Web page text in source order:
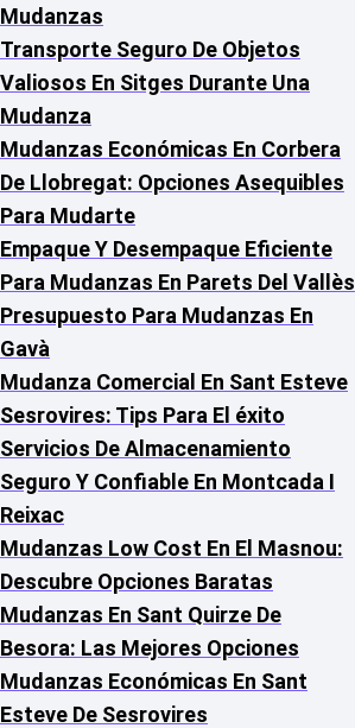
Mudanzas
Transporte Seguro De Objetos
Valiosos En Sitges Durante Una
Mudanza
Mudanzas Económicas En Corbera
De Llobregat: Opciones Asequibles
Para Mudarte
Empaque Y Desempaque Eficiente
Para Mudanzas En Parets Del Vallès
Presupuesto Para Mudanzas En
Gavà
Mudanza Comercial En Sant Esteve
Sesrovires: Tips Para El éxito
Servicios De Almacenamiento
Seguro Y Confiable En Montcada I
Reixac
Mudanzas Low Cost En El Masnou:
Descubre Opciones Baratas
Mudanzas En Sant Quirze De
Besora: Las Mejores Opciones
Mudanzas Económicas En Sant
Esteve De Sesrovires